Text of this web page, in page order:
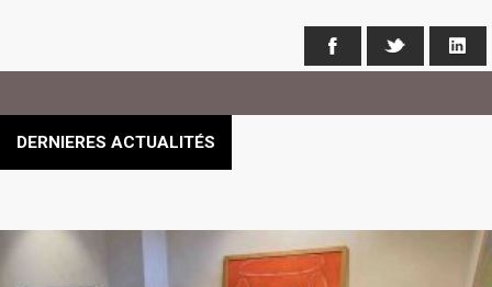
Facebook
DERNIERES ACTUALITÉS